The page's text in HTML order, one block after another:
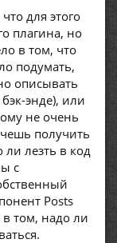
для этого
плагина, но
в том, что
подумать,
описывать
энде), или
не очень
получить
ли лезть в код
с
Posts
том, надо ли